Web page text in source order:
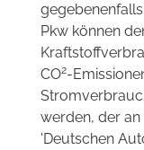
Pkw können
CO2-
werden, der
'Deutschen